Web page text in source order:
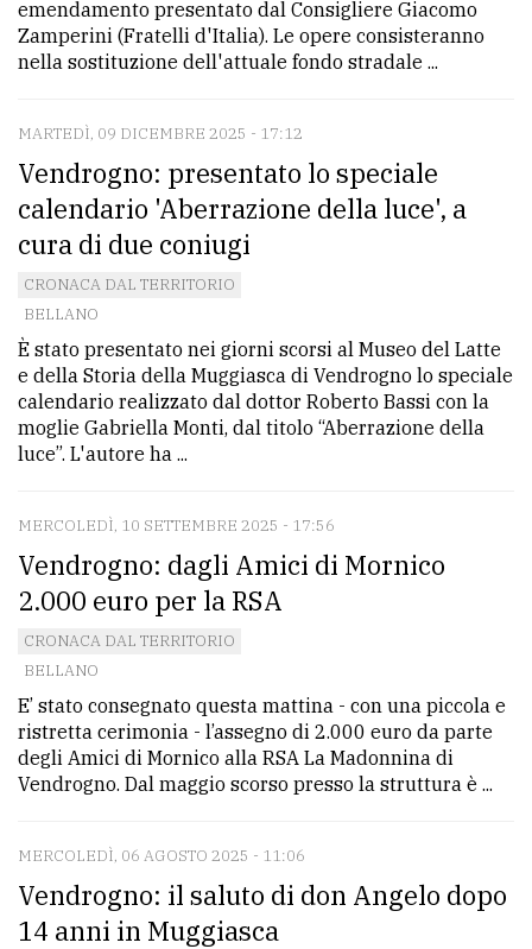
emendamento presentato dal Consigliere Giacomo
Zamperini (Fratelli d'Italia). Le opere consisteranno
nella sostituzione dell'attuale fondo stradale ...
MARTEDÌ, 09 DICEMBRE 2025 - 17:12
Vendrogno: presentato lo speciale
calendario 'Aberrazione della luce', a
cura di due coniugi
CRONACA DAL TERRITORIO
BELLANO
È stato presentato nei giorni scorsi al Museo del Latte
e della Storia della Muggiasca di Vendrogno lo speciale
calendario realizzato dal dottor Roberto Bassi con la
moglie Gabriella Monti, dal titolo “Aberrazione della
luce”. L'autore ha ...
MERCOLEDÌ, 10 SETTEMBRE 2025 - 17:56
Vendrogno: dagli Amici di Mornico
2.000 euro per la RSA
CRONACA DAL TERRITORIO
BELLANO
E’ stato consegnato questa mattina - con una piccola e
ristretta cerimonia - l’assegno di 2.000 euro da parte
degli Amici di Mornico alla RSA La Madonnina di
Vendrogno. Dal maggio scorso presso la struttura è ...
MERCOLEDÌ, 06 AGOSTO 2025 - 11:06
Vendrogno: il saluto di don Angelo dopo
14 anni in Muggiasca